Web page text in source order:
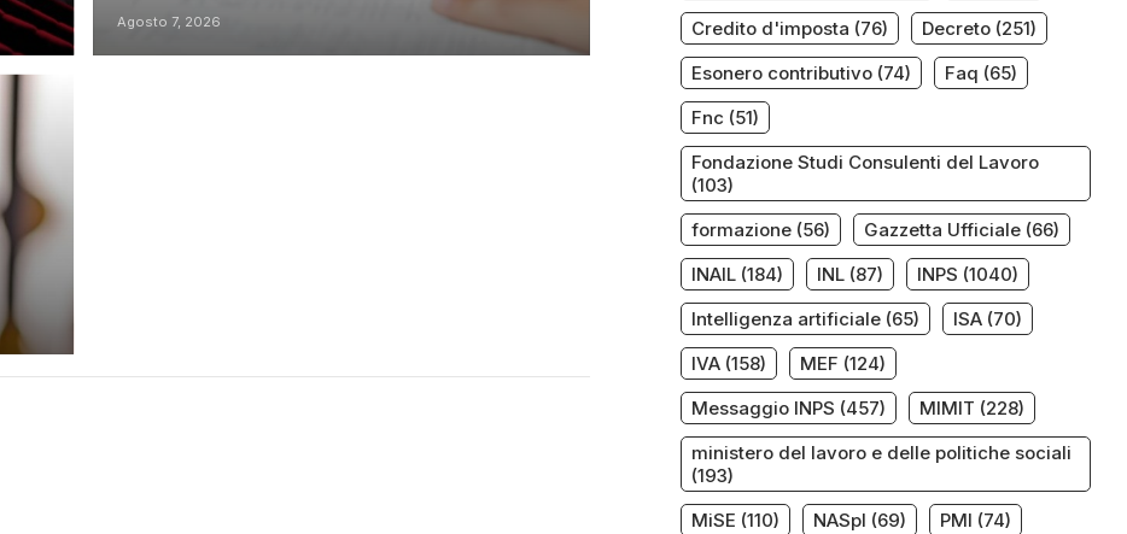
Agosto 7, 2026
Credito d'imposta (76) Decreto(251)
Esonero contributivo(74) Faq (65)
Fnc (51)
Fondazione Studi Consulenti del Lavoro
(103)
formazione(56) Gazzetta Ufficiale(66)
INAIL(184) INL(87) INPS (1040)
Intelligenza artificiale(65) ISA(70)
IVA(158) MEF (124)
Messaggio INPS (457) MIMIT (228)
ministero del lavoro e delle politiche sociali
(193)
MiSE (110) NASpI (69) PMI (74)